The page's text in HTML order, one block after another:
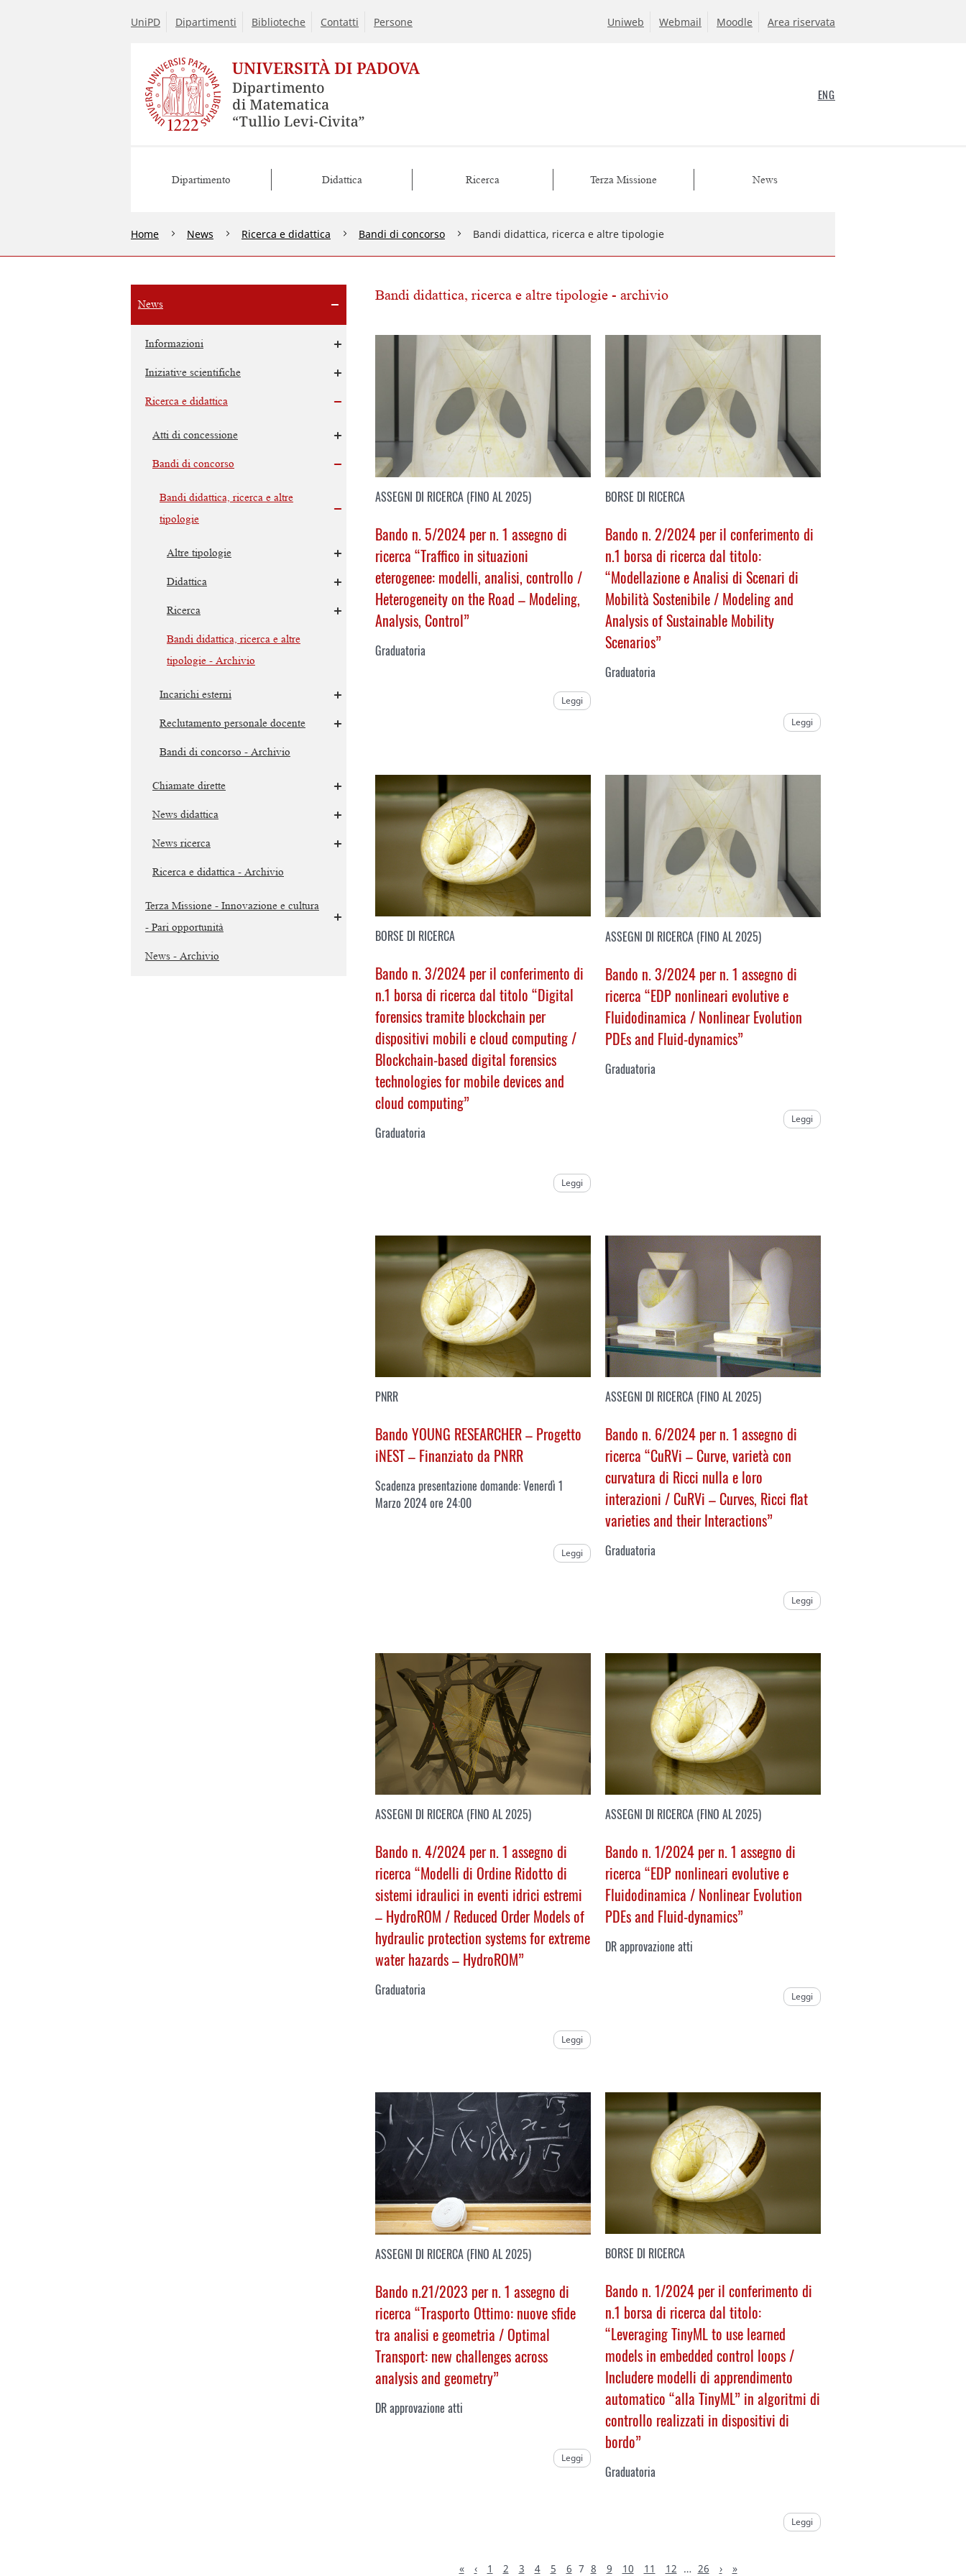
UniPD Dipartimenti Biblioteche Contatti Persone Uniweb Webmail Moodle Area riservata
ENG
Dipartimento Didattica Ricerca Terza Missione News
Home News Ricerca e didattica Bandi di concorso Bandi didattica, ricerca e altre tipologie
News
Informazioni
Iniziative scientifiche
Ricerca e didattica
Atti di concessione
Bandi di concorso
Bandi didattica, ricerca e altre
tipologie
Altre tipologie
Didattica
Ricerca
Bandi didattica, ricerca e altre
tipologie - Archivio
Incarichi esterni
Reclutamento personale docente
Bandi di concorso - Archivio
Chiamate dirette
News didattica
News ricerca
Ricerca e didattica - Archivio
Terza Missione - Innovazione e cultura
- Pari opportunità
News - Archivio
Bandi didattica, ricerca e altre tipologie - archivio
ASSEGNI DI RICERCA (FINO AL 2025)
Bando n. 5/2024 per n. 1 assegno di
ricerca “Traffico in situazioni
eterogenee: modelli, analisi, controllo /
Heterogeneity on the Road – Modeling,
Analysis, Control”
Graduatoria
Leggi
BORSE DI RICERCA
Bando n. 2/2024 per il conferimento di
n.1 borsa di ricerca dal titolo:
“Modellazione e Analisi di Scenari di
Mobilità Sostenibile / Modeling and
Analysis of Sustainable Mobility
Scenarios”
Graduatoria
Leggi
BORSE DI RICERCA
Bando n. 3/2024 per il conferimento di
n.1 borsa di ricerca dal titolo “Digital
forensics tramite blockchain per
dispositivi mobili e cloud computing /
Blockchain-based digital forensics
technologies for mobile devices and
cloud computing”
Graduatoria
Leggi
ASSEGNI DI RICERCA (FINO AL 2025)
Bando n. 3/2024 per n. 1 assegno di
ricerca “EDP nonlineari evolutive e
Fluidodinamica / Nonlinear Evolution
PDEs and Fluid-dynamics”
Graduatoria
Leggi
PNRR
Bando YOUNG RESEARCHER – Progetto
iNEST – Finanziato da PNRR
Scadenza presentazione domande: Venerdì 1
Marzo 2024 ore 24:00
Leggi
ASSEGNI DI RICERCA (FINO AL 2025)
Bando n. 6/2024 per n. 1 assegno di
ricerca “CuRVi – Curve, varietà con
curvatura di Ricci nulla e loro
interazioni / CuRVi – Curves, Ricci flat
varieties and their Interactions”
Graduatoria
Leggi
ASSEGNI DI RICERCA (FINO AL 2025)
Bando n. 4/2024 per n. 1 assegno di
ricerca “Modelli di Ordine Ridotto di
sistemi idraulici in eventi idrici estremi
– HydroROM / Reduced Order Models of
hydraulic protection systems for extreme
water hazards – HydroROM”
Graduatoria
Leggi
ASSEGNI DI RICERCA (FINO AL 2025)
Bando n. 1/2024 per n. 1 assegno di
ricerca “EDP nonlineari evolutive e
Fluidodinamica / Nonlinear Evolution
PDEs and Fluid-dynamics”
DR approvazione atti
Leggi
ASSEGNI DI RICERCA (FINO AL 2025)
Bando n.21/2023 per n. 1 assegno di
ricerca “Trasporto Ottimo: nuove sfide
tra analisi e geometria / Optimal
Transport: new challenges across
analysis and geometry”
DR approvazione atti
Leggi
BORSE DI RICERCA
Bando n. 1/2024 per il conferimento di
n.1 borsa di ricerca dal titolo:
“Leveraging TinyML to use learned
models in embedded control loops/
Includere modelli di apprendimento
automatico “alla TinyML” in algoritmi di
controllo realizzati in dispositivi di
bordo”
Graduatoria
Leggi
« ‹ 1 2 3 4 5 6 7 8 9 10 11 12 … 26 › »